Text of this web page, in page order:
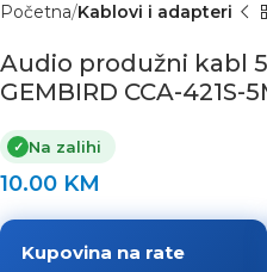
Početna Kablovi i adapteri
Audio produžni kabl
GEMBIRD CCA-421S-
✓ Na zalihi
10.00 KM
Kupovina na rate